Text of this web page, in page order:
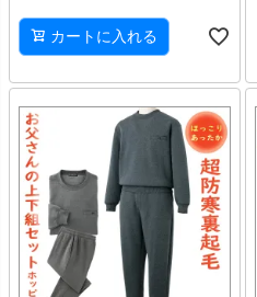
カートに入れる